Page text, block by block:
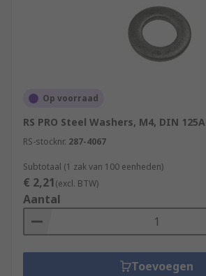
Op voorraad
RS PRO Steel Washers, M4, DIN 125A
RS-stocknr. 287-4067
Subtotaal (1 zak van 100 eenheden)
€ 2,21(excl. BTW)
Aantal
Toevoegen